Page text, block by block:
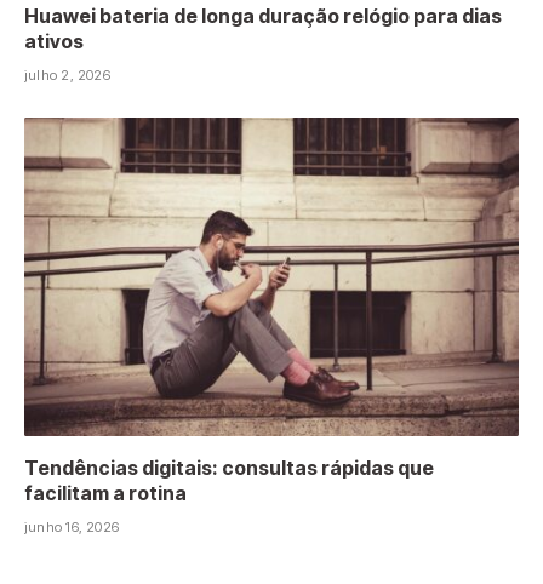
Huawei bateria de longa duração relógio para dias
ativos
julho 2, 2026
Tendências digitais: consultas rápidas que
facilitam a rotina
junho 16, 2026